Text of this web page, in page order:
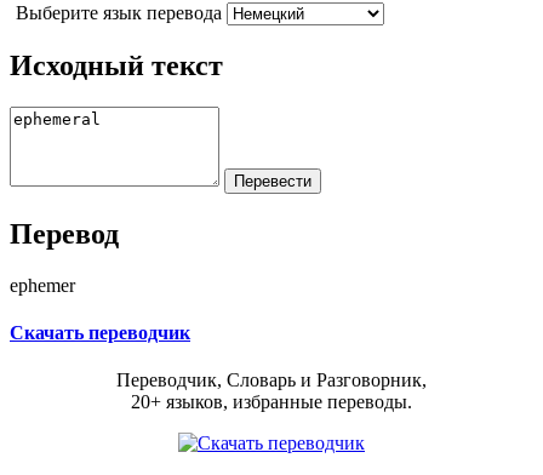
Выберите язык перевода
Исходный текст
Перевод
ephemer
Скачать переводчик
Переводчик, Словарь и Разговорник,
20+ языков, избранные переводы.